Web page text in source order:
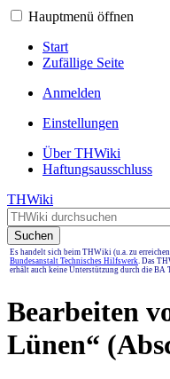
Hauptmenü öffnen
Start
Zufällige Seite
Anmelden
Einstellungen
Über THWiki
Haftungsausschluss
THWiki
Suchen
Es handelt sich beim THWiki (u.a. zu
Bundesanstalt Technisches Hilfswerk. Das
erhält auch keine Unterstützung durch die BA
Bearbeiten
Lünen“